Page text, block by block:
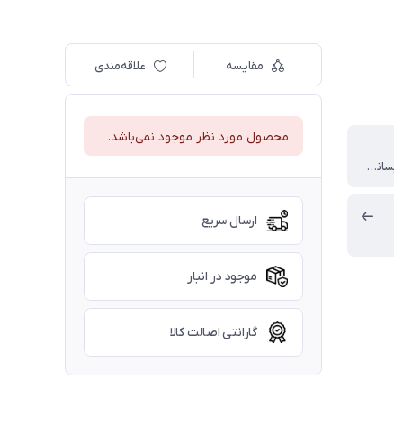
چین (تحت لیسانس امارات متحده عربی)
مقایسه علاقه‌مندی
محصول مورد نظر موجود نمی‌باشد.
ارسال سریع
موجود در انبار
گارانتی اصالت کالا